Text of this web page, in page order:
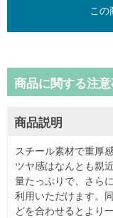
この
商品説明
スチール素材で重厚
ツヤ感はなんとも親
量たっぷりで、さら
利用いただけます。
どを合わせるとより
商品に関する注